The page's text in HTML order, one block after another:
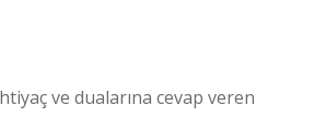
ve dualarına cevap veren